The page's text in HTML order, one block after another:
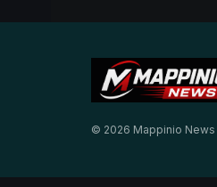
© 2026 Mappinio News